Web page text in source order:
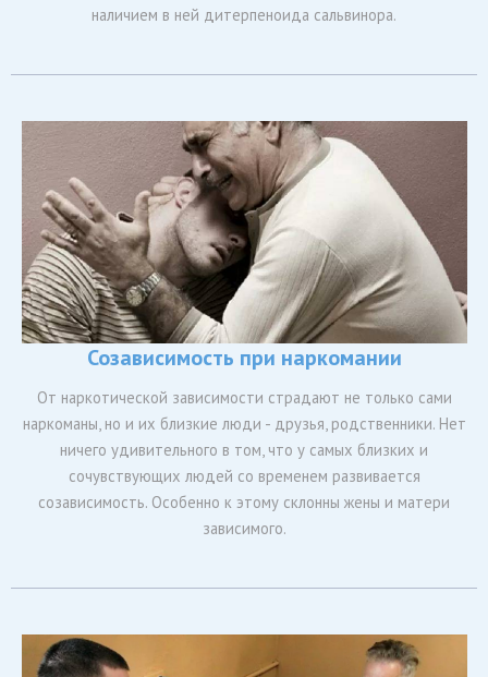
наличием в ней дитерпеноида сальвинора.
Созависимость при наркомании
От наркотической зависимости страдают не только сами
наркоманы, но и их близкие люди - друзья, родственники. Нет
ничего удивительного в том, что у самых близких и
сочувствующих людей со временем развивается
созависимость. Особенно к этому склонны жены и матери
зависимого.